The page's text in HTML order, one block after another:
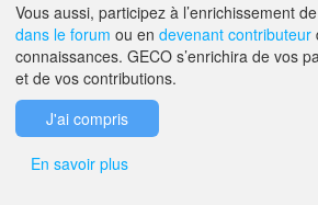
F.A.Q.
Vous aussi, participez à l’enrichissement
dans le forum ou en devenant contributeur
connaissances. GECO s’enrichira de vos
et de vos contributions.
J'ai compris
En savoir plus